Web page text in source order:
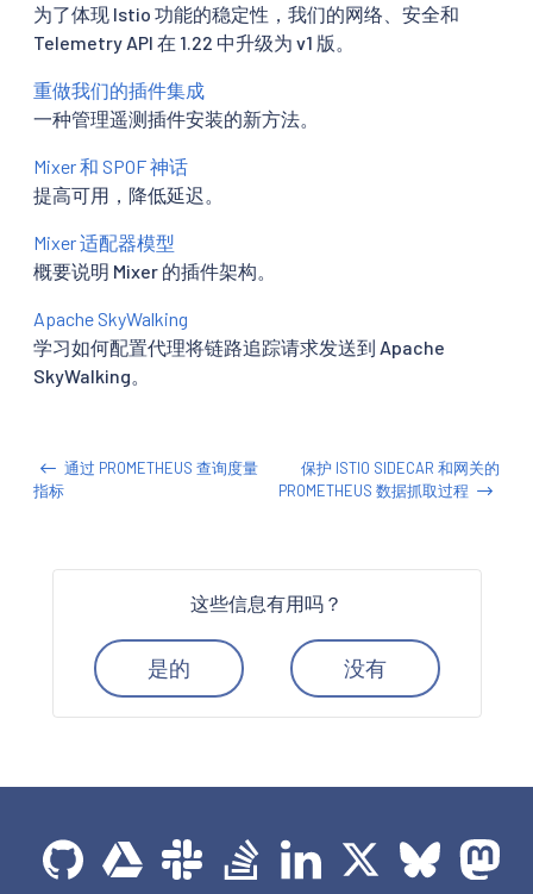
为了体现 Istio 功能的稳定性，我们的网络、安全和
Telemetry API 在 1.22 中升级为 v1 版。
重做我们的插件集成
一种管理遥测插件安装的新方法。
Mixer 和 SPOF 神话
提高可用，降低延迟。
Mixer 适配器模型
概要说明 Mixer 的插件架构。
Apache SkyWalking
学习如何配置代理将链路追踪请求发送到 Apache
SkyWalking。
通过 PROMETHEUS 查询度量
指标
保护 ISTIO SIDECAR 和网关的
PROMETHEUS 数据抓取过程
这些信息有用吗？
是的 没有